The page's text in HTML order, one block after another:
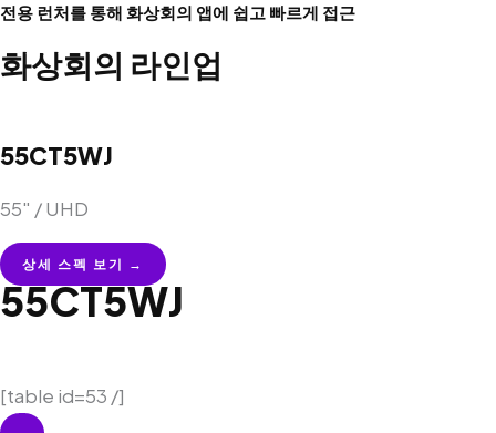
전용 런처를 통해 화상회의 앱에 쉽고 빠르게 접근
화상회의 라인업
55CT5WJ
55″ / UHD
상세 스펙 보기 →
55CT5WJ
[table id=53 /]